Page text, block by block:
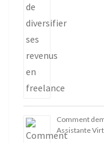
Comment
Assistante